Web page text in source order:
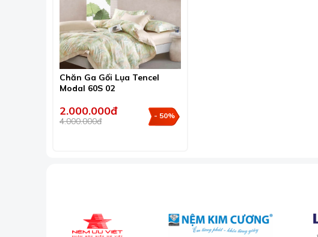
Chăn Ga Gối Lụa Tencel
Modal 60S 02
2.000.000đ
4.000.000đ
- 50%